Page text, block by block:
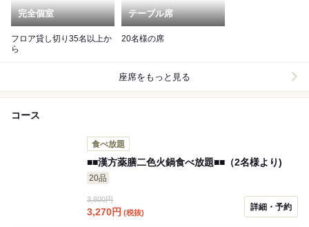
完全個室
フロア貸し切り35名以上か
ら
テーブル席
20名様の席
座席をもっと見る
コース
食べ放題
■■漢方薬膳二色火鍋食べ放題■■（2名様より)
20品
3,800円
3,270円 (税抜)
詳細・予約